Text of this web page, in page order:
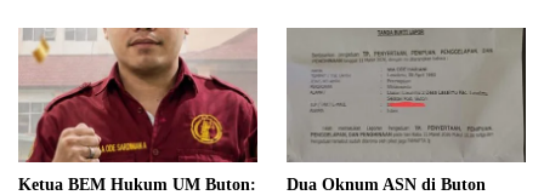
Ketua BEM Hukum UM Buton:
Dua Oknum ASN di Buton